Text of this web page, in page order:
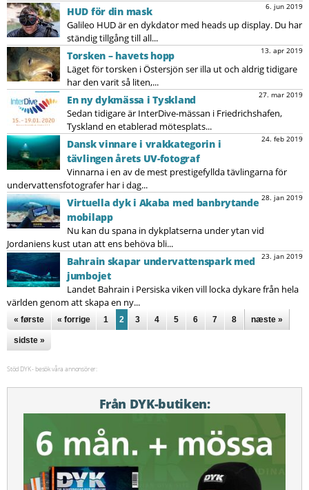
6. jun 2019
HUD för din mask
Galileo HUD är en dykdator med heads up display. Du har
ständig tillgång till all...
13. apr 2019
Torsken – havets hopp
Läget för torsken i Östersjön ser illa ut och aldrig tidigare
har den varit så liten,...
27. mar 2019
En ny dykmässa i Tyskland
Sedan tidigare är InterDive-mässan i Friedrichshafen,
Tyskland en etablerad mötesplats...
24. feb 2019
Dansk vinnare i vrakkategorin i
tävlingen årets UV-fotograf
Vinnarna i en av de mest prestigefyllda tävlingarna för
undervattensfotografer har i dag...
28. jan 2019
Virtuella dyk i Akaba med banbrytande
mobilapp
Nu kan du spana in dykplatserna under ytan vid
Jordaniens kust utan att ens behöva bli...
23. jan 2019
Bahrain skapar undervattenspark med
jumbojet
Landet Bahrain i Persiska viken vill locka dykare från hela
världen genom att skapa en ny...
Sidor
« første « forrige 1 2 3 4 5 6 7 8 næste »
sidste »
Stöd DYK - besök våra annonsörer:
Från DYK-butiken: